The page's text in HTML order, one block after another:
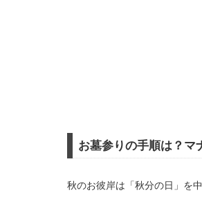
お墓参りの手順は？マ
秋のお彼岸は「秋分の日」を